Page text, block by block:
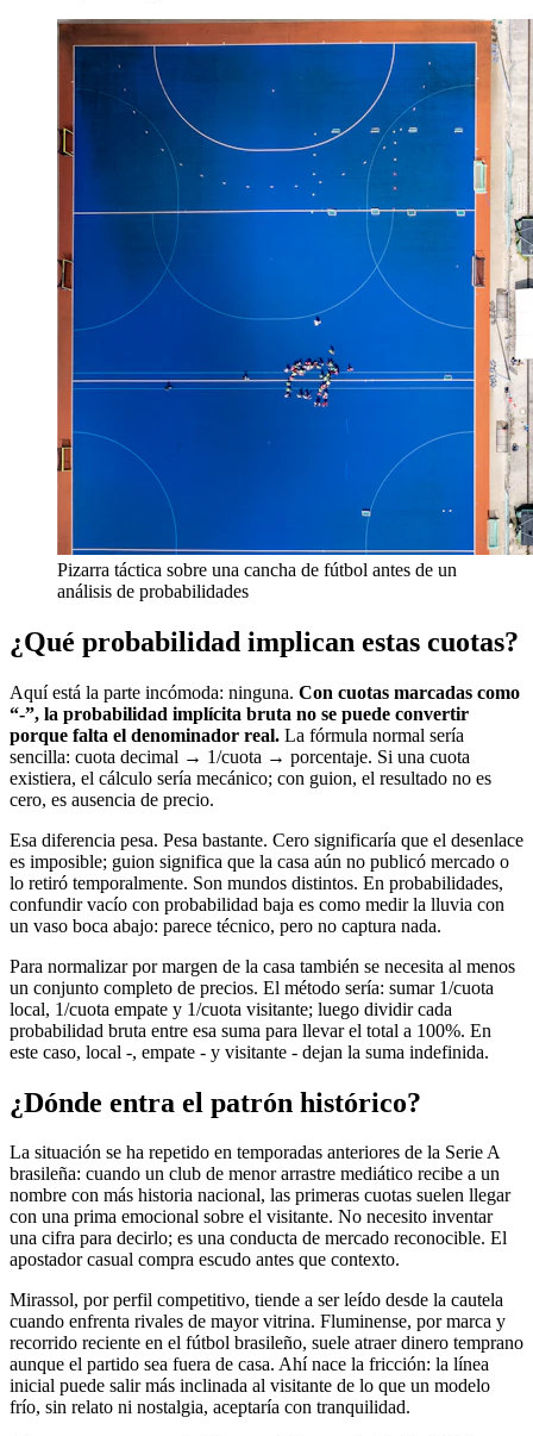
Pizarra táctica sobre una cancha de fútbol antes de un
análisis de probabilidades
¿Qué probabilidad implican estas cuotas?
Aquí está la parte incómoda: ninguna. Con cuotas marcadas como
“-”, la probabilidad implícita bruta no se puede convertir
porque falta el denominador real. La fórmula normal sería
sencilla: cuota decimal → 1/cuota → porcentaje. Si una cuota
existiera, el cálculo sería mecánico; con guion, el resultado no es
cero, es ausencia de precio.
Esa diferencia pesa. Pesa bastante. Cero significaría que el desenlace
es imposible; guion significa que la casa aún no publicó mercado o
lo retiró temporalmente. Son mundos distintos. En probabilidades,
confundir vacío con probabilidad baja es como medir la lluvia con
un vaso boca abajo: parece técnico, pero no captura nada.
Para normalizar por margen de la casa también se necesita al menos
un conjunto completo de precios. El método sería: sumar 1/cuota
local, 1/cuota empate y 1/cuota visitante; luego dividir cada
probabilidad bruta entre esa suma para llevar el total a 100%. En
este caso, local -, empate - y visitante - dejan la suma indefinida.
¿Dónde entra el patrón histórico?
La situación se ha repetido en temporadas anteriores de la Serie A
brasileña: cuando un club de menor arrastre mediático recibe a un
nombre con más historia nacional, las primeras cuotas suelen llegar
con una prima emocional sobre el visitante. No necesito inventar
una cifra para decirlo; es una conducta de mercado reconocible. El
apostador casual compra escudo antes que contexto.
Mirassol, por perfil competitivo, tiende a ser leído desde la cautela
cuando enfrenta rivales de mayor vitrina. Fluminense, por marca y
recorrido reciente en el fútbol brasileño, suele atraer dinero temprano
aunque el partido sea fuera de casa. Ahí nace la fricción: la línea
inicial puede salir más inclinada al visitante de lo que un modelo
frío, sin relato ni nostalgia, aceptaría con tranquilidad.